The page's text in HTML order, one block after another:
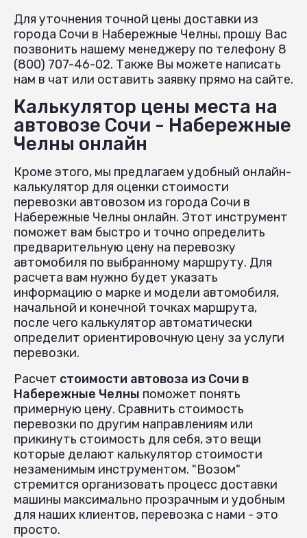
Для уточнения точной цены доставки из
города Сочи в Набережные Челны, прошу Вас
позвонить нашему менеджеру по телефону 8
(800) 707-46-02. Также Вы можете написать
нам в чат или оставить заявку прямо на сайте.
Калькулятор цены места на
автовозе Сочи - Набережные
Челны онлайн
Кроме этого, мы предлагаем удобный онлайн-
калькулятор для оценки стоимости
перевозки автовозом из города Сочи в
Набережные Челны онлайн. Этот инструмент
поможет вам быстро и точно определить
предварительную цену на перевозку
автомобиля по выбранному маршруту. Для
расчета вам нужно будет указать
информацию о марке и модели автомобиля,
начальной и конечной точках маршрута,
после чего калькулятор автоматически
определит ориентировочную цену за услуги
перевозки.
Расчет стоимости автовоза из Сочи в
Набережные Челны поможет понять
примерную цену. Сравнить стоимость
перевозки по другим направлениям или
прикинуть стоимость для себя, это вещи
которые делают калькулятор стоимости
незаменимым инструментом. "Возом"
стремится организовать процесс доставки
машины максимально прозрачным и удобным
для наших клиентов, перевозка с нами - это
просто.